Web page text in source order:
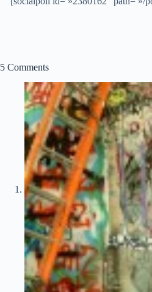
5 Comments